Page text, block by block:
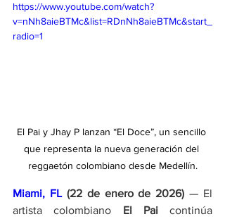
https://www.youtube.com/watch?
v=nNh8aieBTMc&list=RDnNh8aieBTMc&start_
radio=1
El Pai y Jhay P lanzan “El Doce”, un sencillo
que representa la nueva generación del
reggaetón colombiano desde Medellín.
Miami, FL (22 de enero de 2026) — El
artista colombiano El Pai continúa